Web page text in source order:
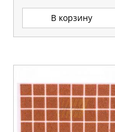
В корзину